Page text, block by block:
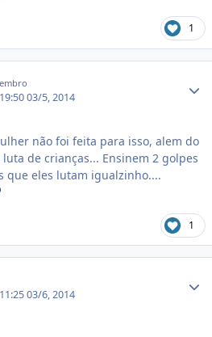
1
03/5, 2014
não foi feita para isso, alem do
de crianças... Ensinem 2 golpes
que eles lutam igualzinho....
1
03/6, 2014